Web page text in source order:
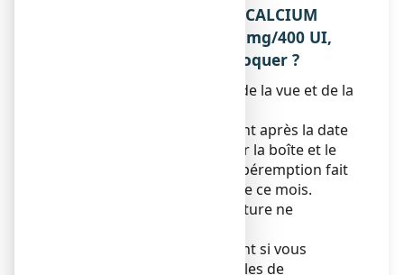
5. COMMENT CONSERVER CALCIUM
VITAMINE D3 ARROW 500 mg/400 UI,
comprimé à sucer ou à croquer ?
Tenir ce médicament hors de la vue et de la
N’utilisez pas ce médicament après la date
de péremption indiquée sur la boîte et le
tube après EXP. La date de péremption fait
référence au dernier jour de ce mois.
A conserver à une température ne
N’utilisez pas ce médicament si vous
remarquez des signes visibles de